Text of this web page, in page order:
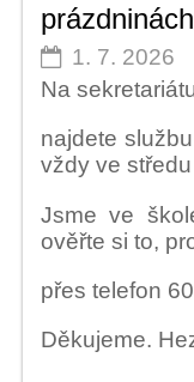
prázdninách
1. 7. 2026
Na
najdete
vždy ve
Jsme ve
ověřte si to,
přes telefon
Děkujeme.